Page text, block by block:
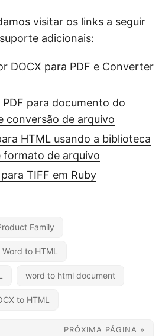
visitar os links a seguir
adicionais:
DOCX para PDF e Converter
para documento do
conversão de arquivo
HTML usando a biblioteca
formato de arquivo
TIFF em Ruby
Family
Word to HTML
word to html document
to HTML
PRÓXIMA PÁGINA »